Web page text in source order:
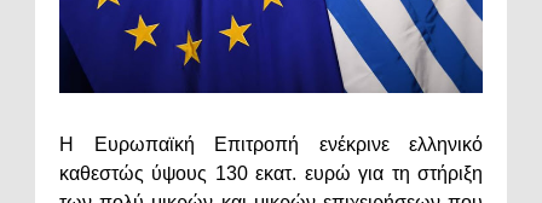
Η Ευρωπαϊκή Επιτροπή ενέκρινε ελληνικό
καθεστώς ύψους 130 εκατ. ευρώ για τη στήριξη